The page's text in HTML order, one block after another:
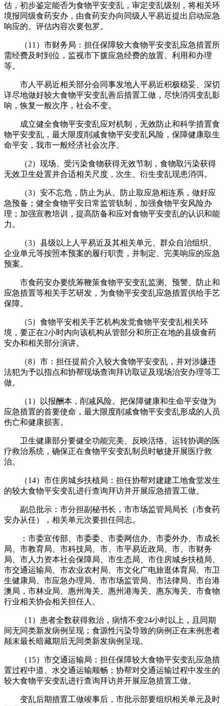
估，初步鉴定能否为食物平安变乱，审定变乱级别，将相关环
境报同级食药安办，由食药安办向同级人平易近提出启动应急
响应的。评估内容次要包罗。
（11）市财务局：担任保障较大食物平安变乱应急措置所
需经费及时到位，监视市下拨应急经费的放置、利用和办理
等。
市人平易近相关部分会同事发地人平易近积极稳妥、深切
详尽地做好较大食物平安变乱善后措置工做，尽快消弭变乱影
响，恢复一般次序，社会不变。
成立健全食物平安变乱应对机制，无效防止和科学措置食
物平安变乱，最大限度削减食物平安变乱风险，保障健康取生
命平安，我市一般经济社会次序。
（2）现场、受污染食物获得无效节制，食物取污染获得
无效卫生处置并合适相关尺度，次生、衍生变乱现患消弭。
（3）安不忘危，防止为从。防止取应急相连系，做好应
急预备；健全食物平安日常监管轨制，加强食物平安风险办
理；加强宣教培训，提高防备和应对食物平安变乱的认识和能
力。
（3）县级以上人平易近及其相关单元、群众自治组织、
企业单元等按照本预案的履行职责，并制定、完美响应的应急
预案。
市食药安办要统筹鞭策食物平安变乱监测、预警、防止和
应急措置等相关手艺研发，为食物平安变乱应急措置供给手艺
保障。
（5）食物平安相关手艺机构发觉食物平安变乱相关环
境，要正在2小时内向该机构从管部分和所正在地的县级食药
安办和相关部分演讲。
（8）市：担任提前介入较大食物平安变乱，并对涉嫌违
法犯为予以指点和协帮现场查询拜访取证及现场治安办理等工
做。
（1）以报酬本，削减风险。把保障健康和生命平安做为
应急措置的首要使命，最大限度削减食物平安变乱形成的人员
伤亡和健康损害。
卫生健康部分要健全功能完美、反映活络、运转协调的医
疗救治系统，确保正在食物平安变乱制员时敏捷开展医疗救
治。
（14）市住房城乡扶植局：担任协帮对建建工地食堂发生
的较大食物平安变乱进行查询拜访并开展应急措置工做。
副总批示：市分担副秘书长，市市场监管局局长（市食药
安办从任），相关单元次要担任同志。
：市委宣传部、市委委、市委网信办、市委外办、市成长
局、市教育局、市科技局、市、市平易近政局、市、市财务
局、市人力资本社会保障局、市生态局、市住房城乡扶植局、
市交通运输局、市农业农村局、市文化广电旅逛体育局、市卫
生健康局、市应急办理局、市市场监管局、市法律局、市台港
澳局，市林业局、惠州海关、惠州港海关、惠东海关、市食物
行业相关协会相关担任人。
（1）患者全数获得救治，病情不变24小时以上，且同期
间无同类新发病例呈现；食源性污染导致的病例正在末例患者
颠末最长暗藏期后无同类新发病例呈现。
（15）市交通运输局：担任保障较大食物平安变乱应急措
置过程中道、水交通运输顺畅；协帮对交通运输过程中发生的
较大食物平安变乱进行查询拜访并开展应急措置工做。
变乱后期措置工做竣事后，市批示部要组织相关单元及时